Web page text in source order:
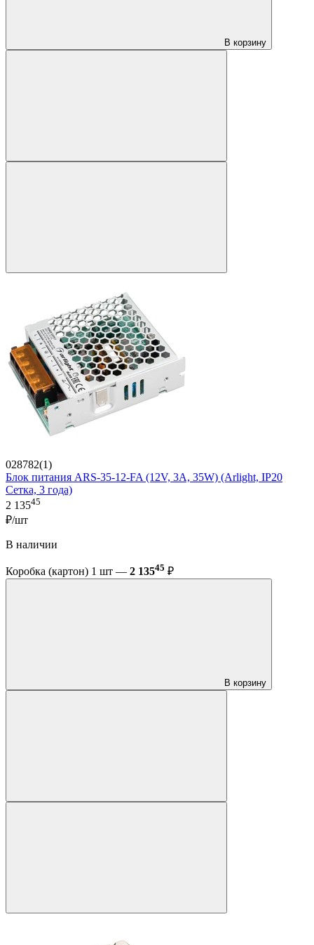
В корзину
028782(1)
Блок питания ARS-35-12-FA (12V, 3A, 35W) (Arlight, IP20
Сетка, 3 года)
2 13545
₽/шт
В наличии
Коробка (картон) 1 шт — 2 13545 ₽
В корзину